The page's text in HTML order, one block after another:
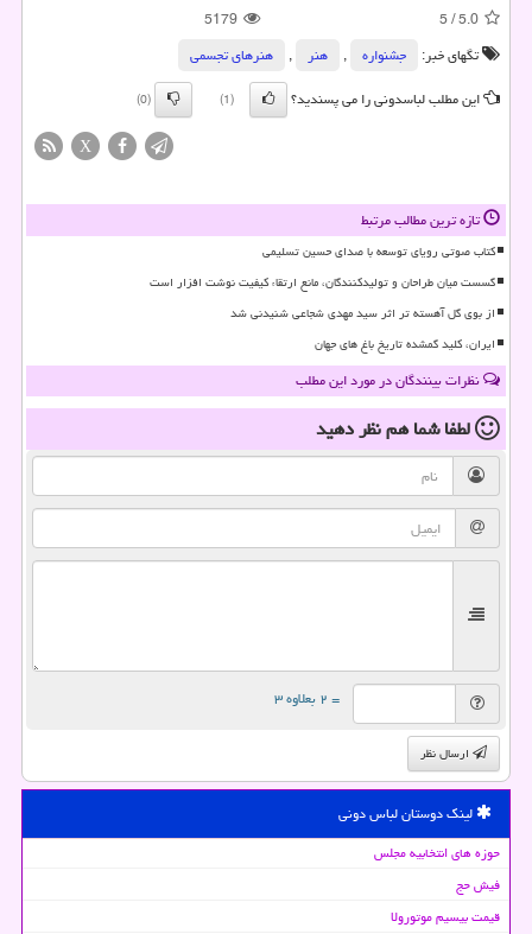
5.0
/
5
5179
تگهای خبر:
جشنواره , هنر ,
هنرهای تجسمی
این مطلب لباسدونی را می پسندید؟
(1)
(0)
X
تازه ترین مطالب مرتبط
کتاب صوتی رویای توسعه با صدای حسین تسلیمی
گسست میان طراحان و تولیدکنندگان، مانع ارتقاء کیفیت نوشت افزار است
از بوی گل آهسته تر اثر سید مهدی شجاعی شنیدنی شد
ایران، کلید گمشده تاریخ باغ های جهان
نظرات بینندگان در مورد این مطلب
لطفا شما همنظر دهید
= ۲ بعلاوه ۳
ارسال نظر
لینک دوستان لباس دونی
حوزه های انتخابیه مجلس
فیش حج
قیمت بیسیم موتورولا